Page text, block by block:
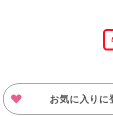
お気に入りに